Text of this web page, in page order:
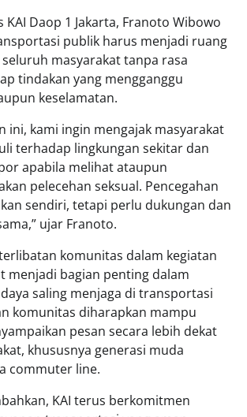
KAI Daop 1 Jakarta, Franoto Wibowo
publik harus menjadi ruang
masyarakat tanpa rasa
tindakan yang mengganggu
keselamatan.
ini, kami ingin mengajak masyarakat
terhadap lingkungan sekitar dan
apabila melihat ataupun
pelecehan seksual. Pencegahan
sendiri, tetapi perlu dukungan dan
ujar Franoto.
komunitas dalam kegiatan
menjadi bagian penting dalam
saling menjaga di transportasi
komunitas diharapkan mampu
pesan secara lebih dekat
khususnya generasi muda
commuter line.
KAI terus berkomitmen